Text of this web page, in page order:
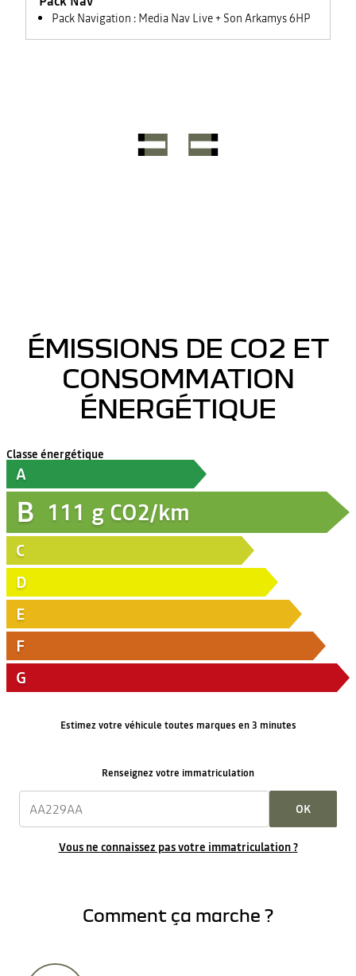
Pack Navigation : Media Nav Live + Son Arkamys 6HP
ÉMISSIONS DE CO2 ET
CONSOMMATION
ÉNERGÉTIQUE
Classe énergétique
A
B 111 g CO2/km
C
D
E
F
G
Estimez votre véhicule toutes marques en 3 minutes
Renseignez votre immatriculation
OK
Vous ne connaissez pas votre immatriculation ?
Comment ça marche ?